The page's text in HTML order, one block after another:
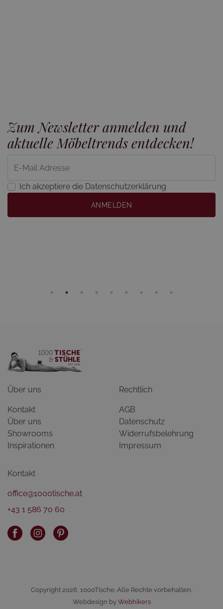
Zum Newsletter anmelden und
aktuelle Möbeltrends entdecken!
Ich akzeptiere die Datenschutzerklärung
ANMELDEN
Über uns
Kontakt
Über uns
Showrooms
Inspirationen
Rechtlich
AGB
Datenschutz
Widerrufsbelehrung
Impressum
Kontakt
office@1000tische.at
+43 1 586 70 60
Copyright 2026, 1000Tische. Alle Rechte vorbehalten.
Webdesign by Webhikers